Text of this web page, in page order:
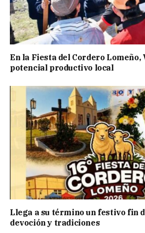
En la Fiesta del Cordero Lomeño,
potencial productivo local
Llega a su término un festivo fin
devoción y tradiciones